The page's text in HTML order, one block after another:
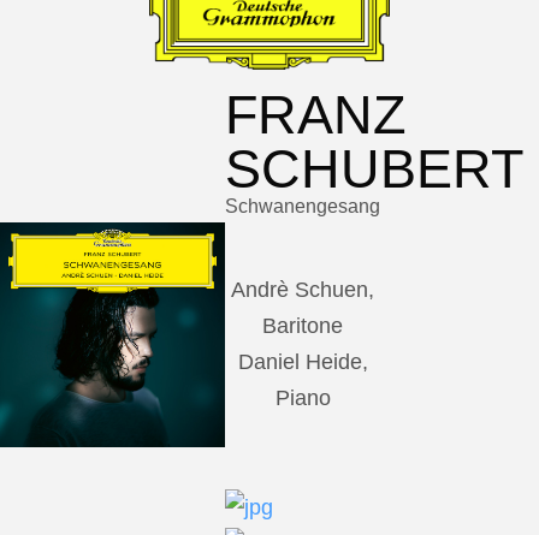
FRANZ
SCHUBERT
Schwanengesang
Andrè Schuen,
Baritone
Daniel Heide,
Piano